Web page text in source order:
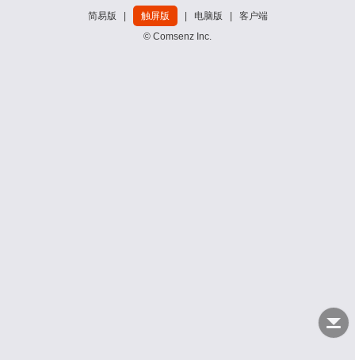
简易版 触屏版 电脑版
客户端
© Comsenz Inc.